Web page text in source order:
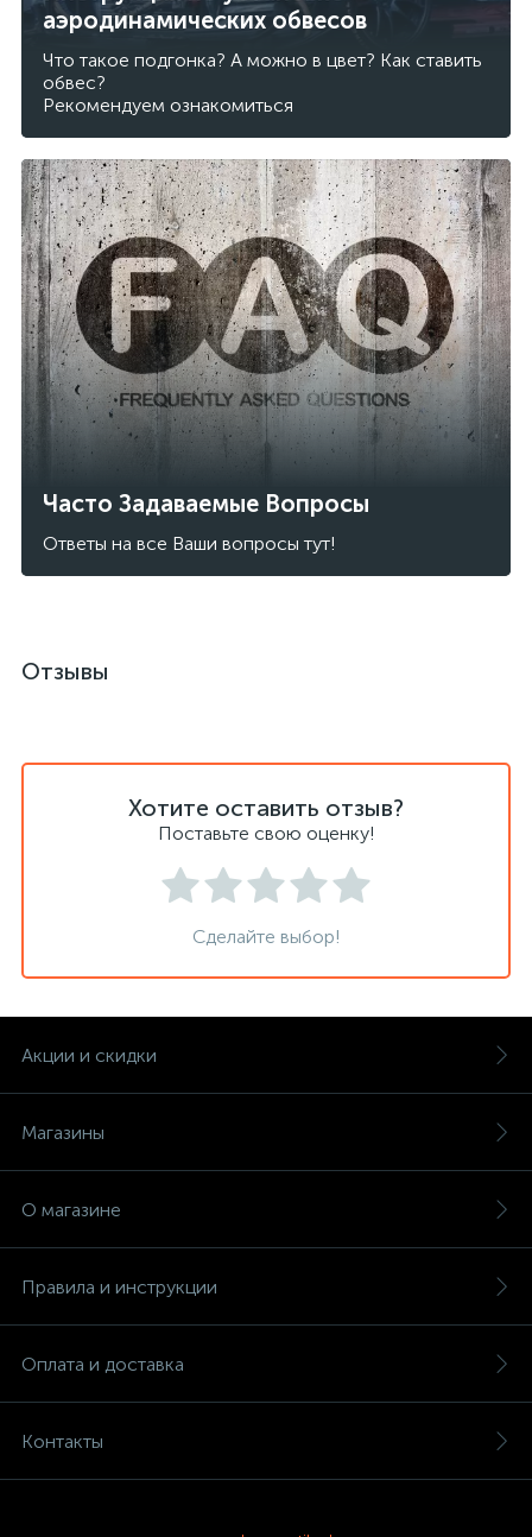
аэродинамических обвесов
Что такое подгонка? А можно в цвет? Как ставить
обвес?
Рекомендуем ознакомиться
Часто Задаваемые Вопросы
Ответы на все Ваши вопросы тут!
Отзывы
Хотите оставить отзыв?
Поставьте свою оценку!
Сделайте выбор!
Акции и скидки
Магазины
О магазине
Правила и инструкции
Оплата и доставка
Контакты